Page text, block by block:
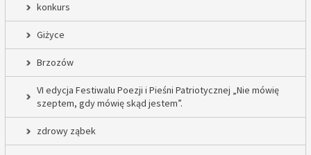
konkurs
Giżyce
Brzozów
VI edycja Festiwalu Poezji i Pieśni Patriotycznej „Nie mówię
szeptem, gdy mówię skąd jestem”.
zdrowy ząbek